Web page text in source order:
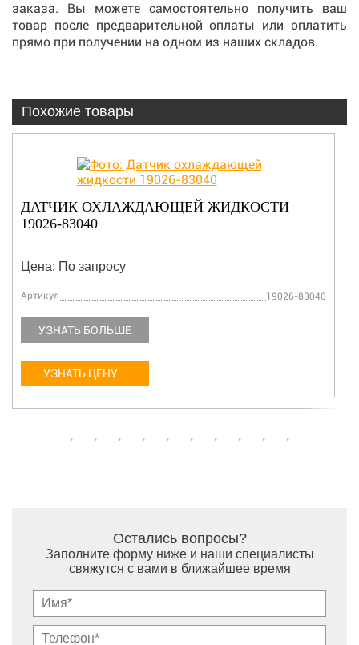
заказа. Вы можете самостоятельно получить ваш
товар после предварительной оплаты или оплатить
прямо при получении на одном из наших складов.
Похожие товары
НАСОС ТОПЛИВОПОДКАЧИВАЮЩИЙ 16604-
Артикул 16604-52032
УЗНАТЬ БОЛЬШЕ
УЗНАТЬ ЦЕНУ
Остались вопросы?
Заполните форму ниже и наши специалисты
свяжутся с вами в ближайшее время